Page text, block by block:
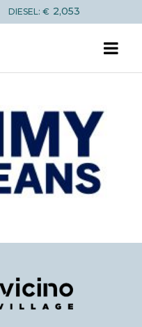
DIESEL: € 2,053